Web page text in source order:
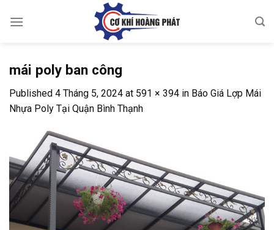
mái poly ban công
Published 4 Tháng 5, 2024 at 591 × 394 in Báo Giá Lợp Mái
Nhựa Poly Tại Quận Bình Thạnh